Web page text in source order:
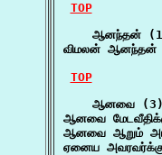
TOP
ஆனந்தன்
விமலன் ஆனந்தன்
TOP
ஆனவை
ஆனவை
ஆனவை ஆறும்
ஏனைய